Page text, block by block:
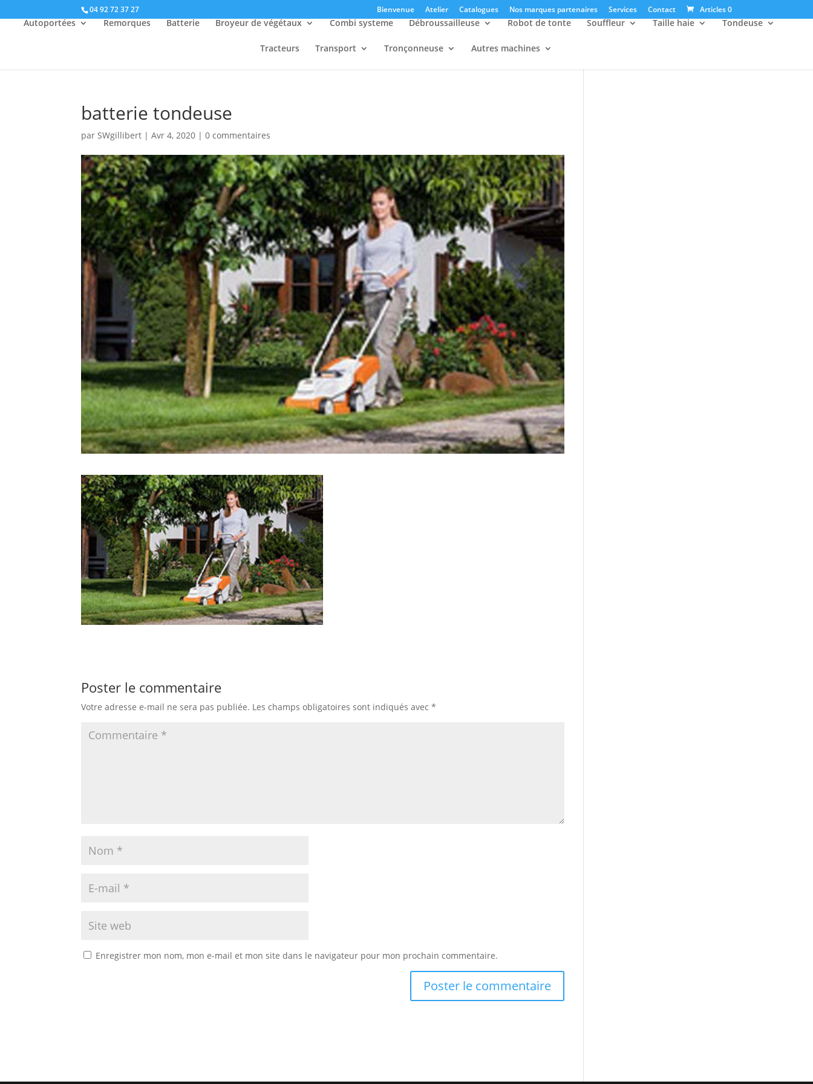
04 92 72 37 27 Bienvenue Atelier Catalogues Nos marques partenaires Services Contact Articles 0
Autoportées Remorques Batterie Broyeur de végétaux Combi systeme Débroussailleuse Robot de tonte Souffleur Taille haie Tondeuse
Tracteurs Transport Tronçonneuse Autres machines
batterie tondeuse
parSWgillibert |Avr 4, 2020 |0 commentaires
Poster le commentaire
Votre adresse e-mail ne sera pas publiée. Les champs obligatoires sont indiqués avec*
Enregistrer mon nom, mon e-mail et mon site dans le navigateur pour mon prochain commentaire.